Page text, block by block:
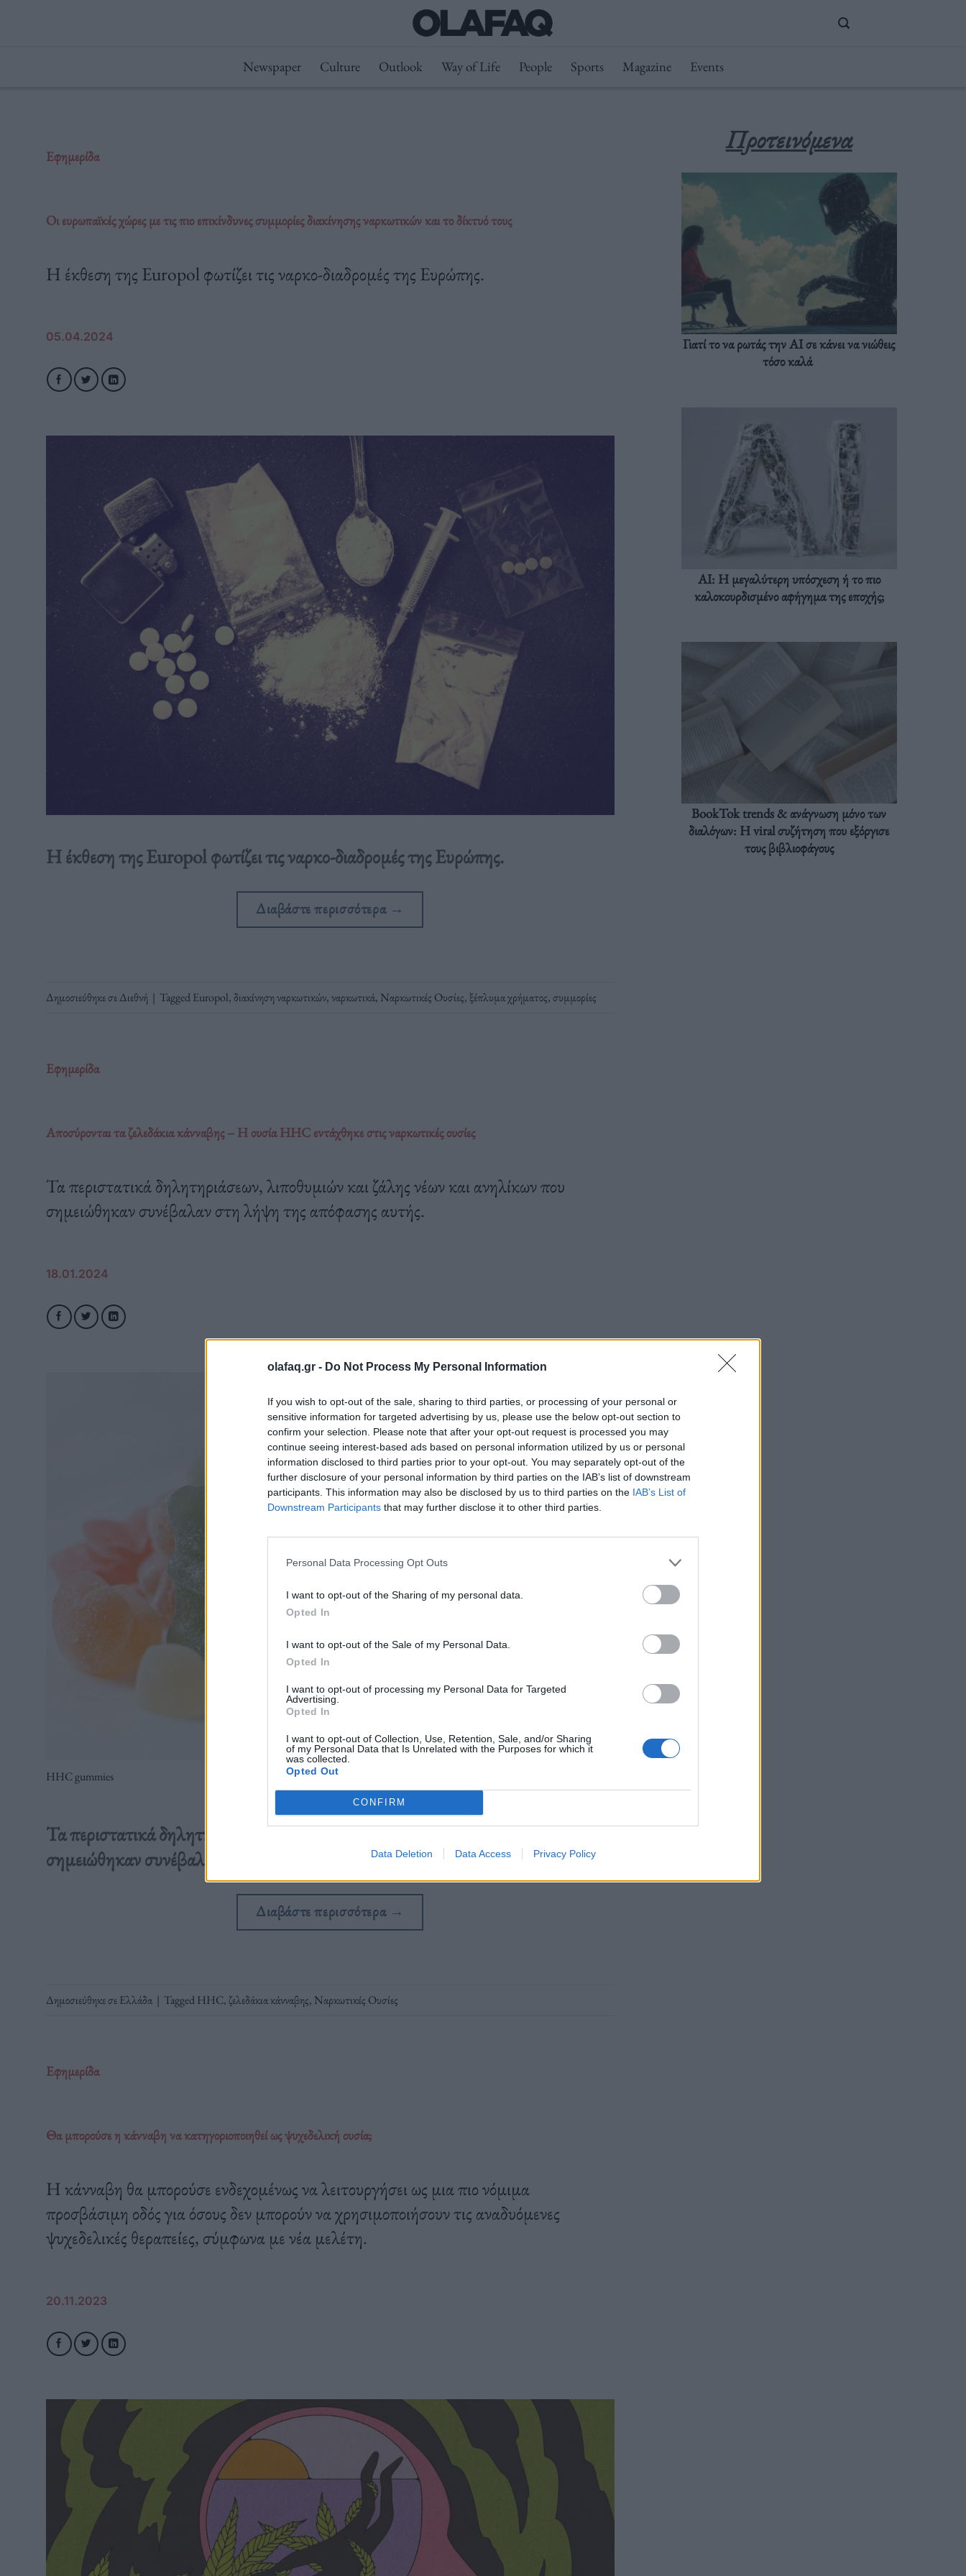
olafaq.gr - Do Not Process My Personal Information
If you wish to opt-out of the sale, sharing to third parties, or processing of your personal or
sensitive information for targeted advertising by us, please use the below opt-out section to
confirm your selection. Please note that after your opt-out request is processed you may
continue seeing interest-based ads based on personal information utilized by us or personal
information disclosed to third parties prior to your opt-out. You may separately opt-out of the
further disclosure of your personal information by third parties on the IAB’s list of downstream
participants. This information may also be disclosed by us to third parties on the IAB’s List of
Downstream Participants that may further disclose it to other third parties.
Personal Data Processing Opt Outs
I want to opt-out of the Sharing of my personal data.
Opted In
I want to opt-out of the Sale of my Personal Data.
Opted In
I want to opt-out of processing my Personal Data for Targeted
Advertising.
Opted In
I want to opt-out of Collection, Use, Retention, Sale, and/or Sharing
of my Personal Data that Is Unrelated with the Purposes for which it
was collected.
Opted Out
CONFIRM
Data Deletion Data Access Privacy Policy
Newspaper Culture Outlook Way of Life People Sports Magazine Events
Εφημερίδα
Οι ευρωπαϊκές χώρες με τις πιο επικίνδυνες συμμορίες διακίνησης ναρκωτικών και το δίκτυό τους
Η έκθεση της Europol φωτίζει τις ναρκο-διαδρομές της Ευρώπης.
05.04.2024
Η έκθεση της Europol φωτίζει τις ναρκο-διαδρομές της Ευρώπης.
Διαβάστε περισσότερα →
Δημοσιεύθηκε σεΔιεθνή | TaggedEuropol,διακίνηση ναρκωτικών,ναρκωτικά, Ναρκωτικές Ουσίες,ξέπλυμα χρήματος,συμμορίες
Εφημερίδα
Αποσύρονται τα ζελεδάκια κάνναβης – Η ουσία HHC εντάχθηκε στις ναρκωτικές ουσίες
Τα περιστατικά δηλητηριάσεων, λιποθυμιών και ζάλης νέων και ανηλίκων που
σημειώθηκαν συνέβαλαν στη λήψη της απόφασης αυτής.
18.01.2024
HHC gummies
Τα περιστατικά δηλητηριάσεων, λιποθυμιών και ζάλης νέων και ανηλίκων που
σημειώθηκαν συνέβαλαν στη λήψη της απόφασης αυτής.
Διαβάστε περισσότερα →
Δημοσιεύθηκε σεΕλλάδα | TaggedHHC,ζελεδάκια κάνναβης, Ναρκωτικές Ουσίες
Εφημερίδα
Θα μπορούσε η κάνναβη να κατηγοριοποιηθεί ως ψυχεδελική ουσία;
Η κάνναβη θα μπορούσε ενδεχομένως να λειτουργήσει ως μια πιο νόμιμα
προσβάσιμη οδός για όσους δεν μπορούν να χρησιμοποιήσουν τις αναδυόμενες
ψυχεδελικές θεραπείες, σύμφωνα με νέα μελέτη.
20.11.2023
Προτεινόμενα
Γιατί το να ρωτάς την AI σε κάνει να νιώθεις
τόσο καλά
AI: Η μεγαλύτερη υπόσχεση ή το πιο
καλοκουρδισμένο αφήγημα της εποχής;
BookTok trends & ανάγνωση μόνο των
διαλόγων: Η viral συζήτηση που εξόργισε
τους βιβλιοφάγους